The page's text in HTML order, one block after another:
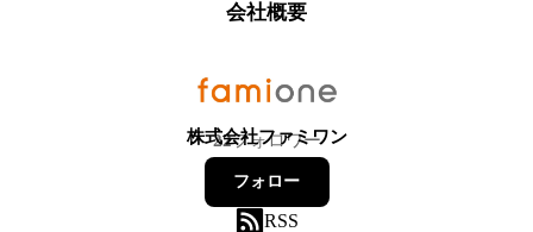
会社概要
株式会社ファミワン
22フォロワー
フォロー
RSS